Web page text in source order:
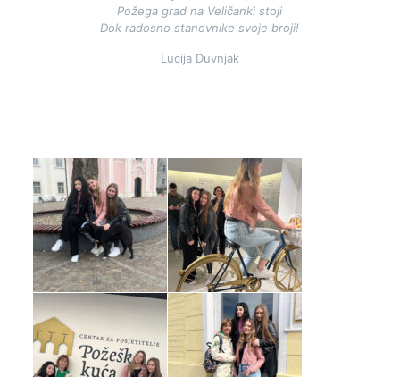
Požega grad na Veličanki stoji
Dok radosno stanovnike svoje broji!
Lucija Duvnjak